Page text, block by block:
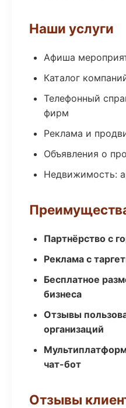
Наши услуги
Афиша
Каталог
Телефонный
фирм
Реклама и
Объявления о
Недвижимость:
Партнёрство с
Реклама с
Бесплатное
бизнеса
Отзывы
организаций
чат-бот
Отзывы